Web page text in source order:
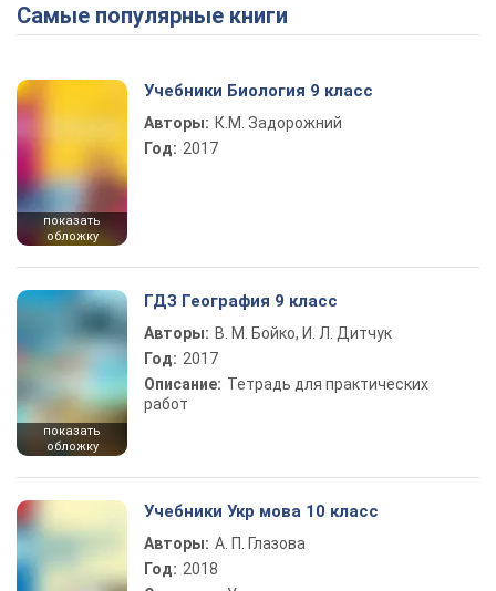
Самые популярные книги
показать
обложку
Учебники Биология 9 класс
Авторы: К.М. Задорожний
Год: 2017
показать
обложку
ГДЗ География 9 класс
Авторы: В. М. Бойко, И. Л. Дитчук
Год: 2017
Описание: Тетрадь для практических
работ
Учебники Укр мова 10 класс
Авторы: А. П. Глазова
Год: 2018